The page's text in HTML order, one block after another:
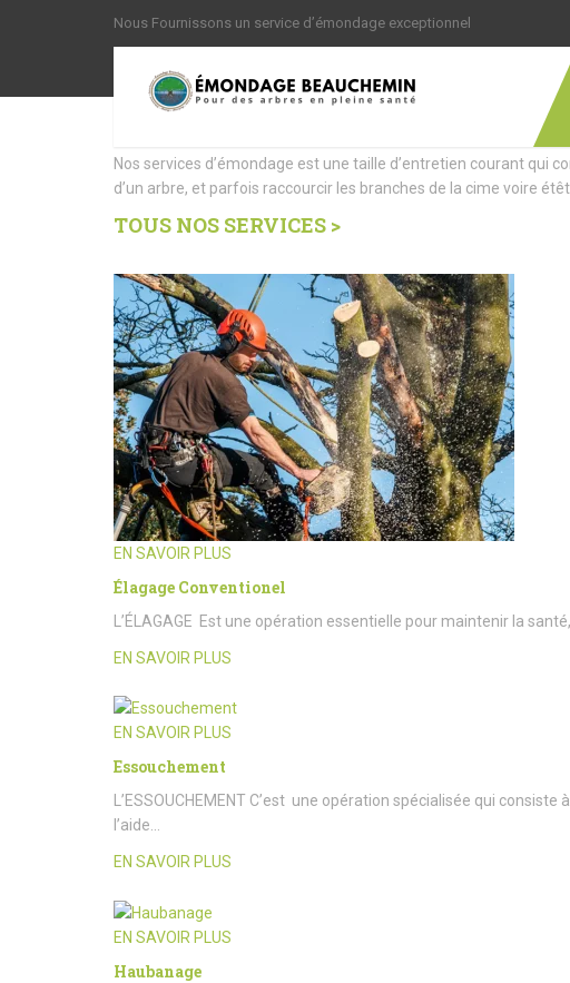
Nous Fournissons un service d’émondage exceptionnel
Nous offrons des Services
Nos services d’émondage est une taille d’entretien courant qui
d’un arbre, et parfois raccourcir les branches de la cime voire
TOUS NOS SERVICES >
EN SAVOIR PLUS
Élagage Conventionel
L’ÉLAGAGE Est une opération essentielle pour maintenir la
EN SAVOIR PLUS
EN SAVOIR PLUS
Essouchement
L’ESSOUCHEMENT C’est une opération spécialisée qui
l’aide…
EN SAVOIR PLUS
EN SAVOIR PLUS
Haubanage